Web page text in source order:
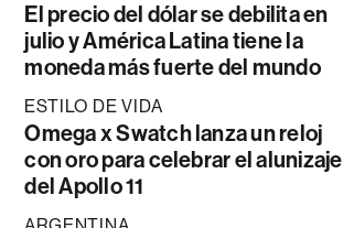
El precio del dólar se debilita en
julio y América Latina tiene la
moneda más fuerte del mundo
ESTILO DE VIDA
Omega x Swatch lanza un reloj
con oro para celebrar el alunizaje
del Apollo 11